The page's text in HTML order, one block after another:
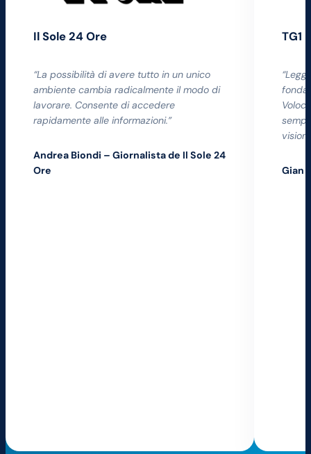
Il Sole 24 Ore
“La possibilità di avere tutto in un unico
ambiente cambia radicalmente il modo di
lavorare. Consente di accedere
rapidamente alle informazioni.”
Andrea Biondi – Giornalista de Il Sole 24
Ore
TG1
Gian